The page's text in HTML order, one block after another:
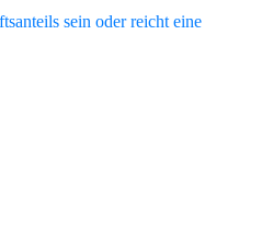
sein oder reicht eine